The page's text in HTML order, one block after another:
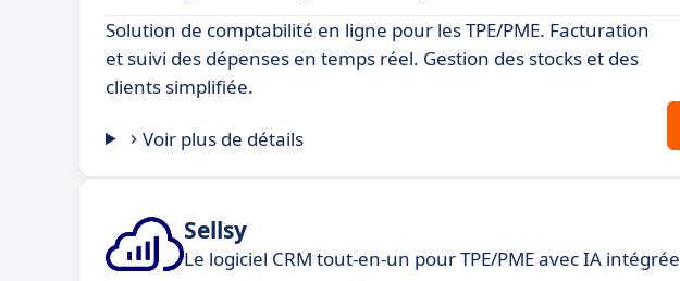
Solution de comptabilité en ligne pour les TPE/PME. Facturation
et suivi des dépenses en temps réel. Gestion des stocks et des
clients simplifiée.
Voir plus de détails
Sellsy
Le logiciel CRM tout-en-un pour TPE/PME avec IA intégrée